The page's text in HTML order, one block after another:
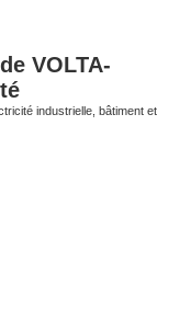
VOLTA-
industrielle, bâtiment et